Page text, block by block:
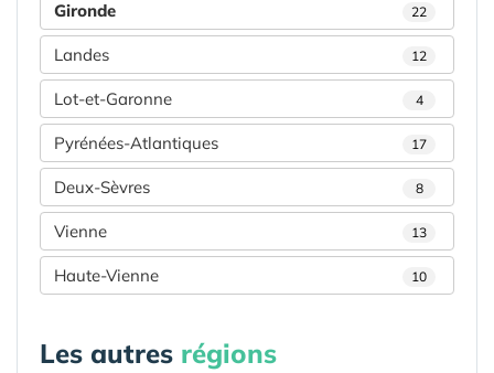
Gironde 22
Landes 12
Lot-et-Garonne 4
Pyrénées-Atlantiques 17
Deux-Sèvres 8
Vienne 13
Haute-Vienne 10
Les autres régions